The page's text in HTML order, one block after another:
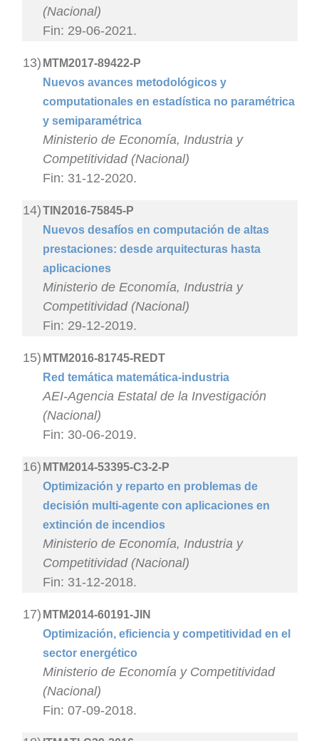
(Nacional)
Fin: 29-06-2021.
13) MTM2017-89422-P
Nuevos avances metodológicos y
computationales en estadística no paramétrica
y semiparamétrica
Ministerio de Economía, Industria y
Competitividad (Nacional)
Fin: 31-12-2020.
14)TIN2016-75845-P
Nuevos desafíos en computación de altas
prestaciones: desde arquitecturas hasta
aplicaciones
Ministerio de Economía, Industria y
Competitividad (Nacional)
Fin: 29-12-2019.
15) MTM2016-81745-REDT
Red temática matemática-industria
AEI-Agencia Estatal de la Investigación
(Nacional)
Fin: 30-06-2019.
16) MTM2014-53395-C3-2-P
Optimización y reparto en problemas de
decisión multi-agente con aplicaciones en
extinción de incendios
Ministerio de Economía, Industria y
Competitividad (Nacional)
Fin: 31-12-2018.
17) MTM2014-60191-JIN
Optimización, eficiencia y competitividad en el
sector energético
Ministerio de Economía y Competitividad
(Nacional)
Fin: 07-09-2018.